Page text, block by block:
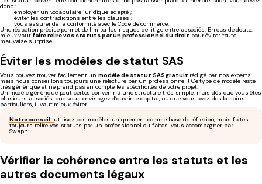
donc :
employer un vocabulaire juridique adapté ;
éviter les contradictions entre les clauses ;
vous assurer de la conformité avec le Code de commerce.
Une rédaction précise permet de limiter les risques de litige entre associés. En cas de doute,
mieux vaut faire relire vos statuts par un professionnel du droit pour éviter toute
mauvaise surprise.
Éviter les modèles de statut SAS
Vous pouvez trouver facilement un modèle de statut SAS gratuit rédigé par nos experts,
mais nous conseillons toujours une relecture par un professionnel ! Ce type de modèle reste
très générique et ne prend pas en compte les spécificités de votre projet.
Un modèle générique peut certes convenir à une structure très simple, mais dès que vous êtes
plusieurs associés, que vous envisagez d’ouvrir le capital, ou que vous avez des besoins
particuliers, il vaut mieux éviter.
Notre conseil : utilisez ces modèles uniquement comme base de réflexion, mais faites
toujours relire vos statuts par un professionnel ou faites-vous accompagner par
Swapn.
Vérifier la cohérence entre les statuts et les
autres documents légaux